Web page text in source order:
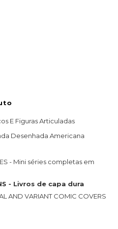
E Figuras Articuladas
Desenhada Americana
- Mini séries completas em
- Livros de capa dura
AND VARIANT COMIC COVERS